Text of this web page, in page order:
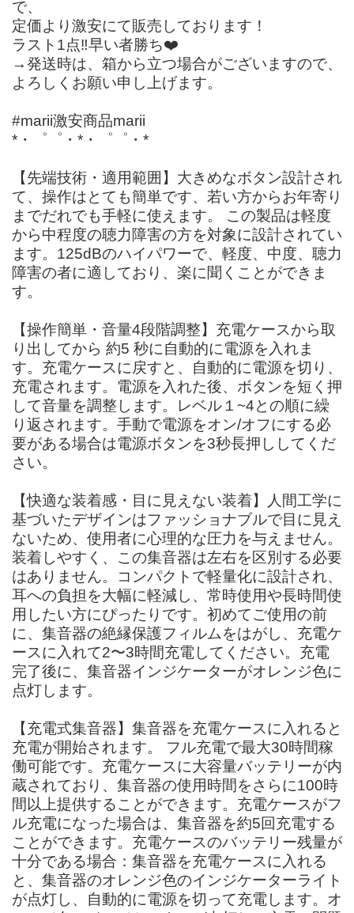
で、
定価より激安にて販売しております！
ラスト1点‼️早い者勝ち❤️
→発送時は、箱から立つ場合がございますので、
よろしくお願い申し上げます。
#marii激安商品marii
*・゜゜・*・゜゜・*
【先端技術・適用範囲】大きめなボタン設計され
て、操作はとても簡単です、若い方からお年寄り
までだれでも手軽に使えます。 この製品は軽度
から中程度の聴力障害の方を対象に設計されてい
ます。125dBのハイパワーで、軽度、中度、聴力
障害の者に適しており、楽に聞くことができま
す。
【操作簡単・音量4段階調整】充電ケースから取
り出してから 約5 秒に自動的に電源を入れま
す。充電ケースに戻すと、自動的に電源を切り、
充電されます。電源を入れた後、ボタンを短く押
して音量を調整します。レベル１~4との順に繰
り返されます。手動で電源をオン/オフにする必
要がある場合は電源ボタンを3秒長押ししてくだ
さい。
【快適な装着感・目に見えない装着】人間工学に
基づいたデザインはファッショナブルで目に見え
ないため、使用者に心理的な圧力を与えません。
装着しやすく、この集音器は左右を区別する必要
はありません。コンパクトで軽量化に設計され、
耳への負担を大幅に軽減し、常時使用や長時間使
用したい方にぴったりです。初めてご使用の前
に、集音器の絶縁保護フィルムをはがし、充電ケ
ースに入れて2〜3時間充電してください。充電
完了後に、集音器インジケーターがオレンジ色に
点灯します。
【充電式集音器】集音器を充電ケースに入れると
充電が開始されます。 フル充電で最大30時間稼
働可能です。充電ケースに大容量バッテリーが内
蔵されており、集音器の使用時間をさらに100時
間以上提供することができます。充電ケースがフ
ル充電になった場合は、集音器を約5回充電する
ことができます。充電ケースのバッテリー残量が
十分である場合：集音器を充電ケースに入れる
と、集音器のオレンジ色のインジケーターライト
が点灯し、自動的に電源を切って充電します。オ